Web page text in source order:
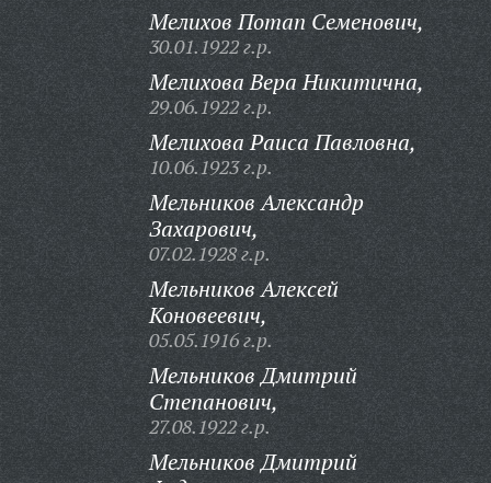
Мелихов Потап Семенович,
30.01.1922 г.р.
Мелихова Вера Никитична,
29.06.1922 г.р.
Мелихова Раиса Павловна,
10.06.1923 г.р.
Мельников Александр
Захарович,
07.02.1928 г.р.
Мельников Алексей
Коновеевич,
05.05.1916 г.р.
Мельников Дмитрий
Степанович,
27.08.1922 г.р.
Мельников Дмитрий